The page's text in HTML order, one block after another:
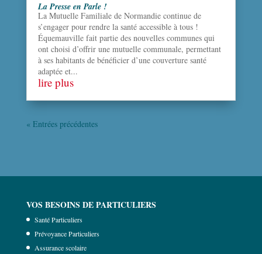
La Presse en Parle !
La Mutuelle Familiale de Normandie continue de
s’engager pour rendre la santé accessible à tous !
Équemauville fait partie des nouvelles communes qui
ont choisi d’offrir une mutuelle communale, permettant
à ses habitants de bénéficier d’une couverture santé
adaptée et...
lire plus
« Entrées précédentes
VOS BESOINS DE PARTICULIERS
Santé Particuliers
Prévoyance Particuliers
Assurance scolaire